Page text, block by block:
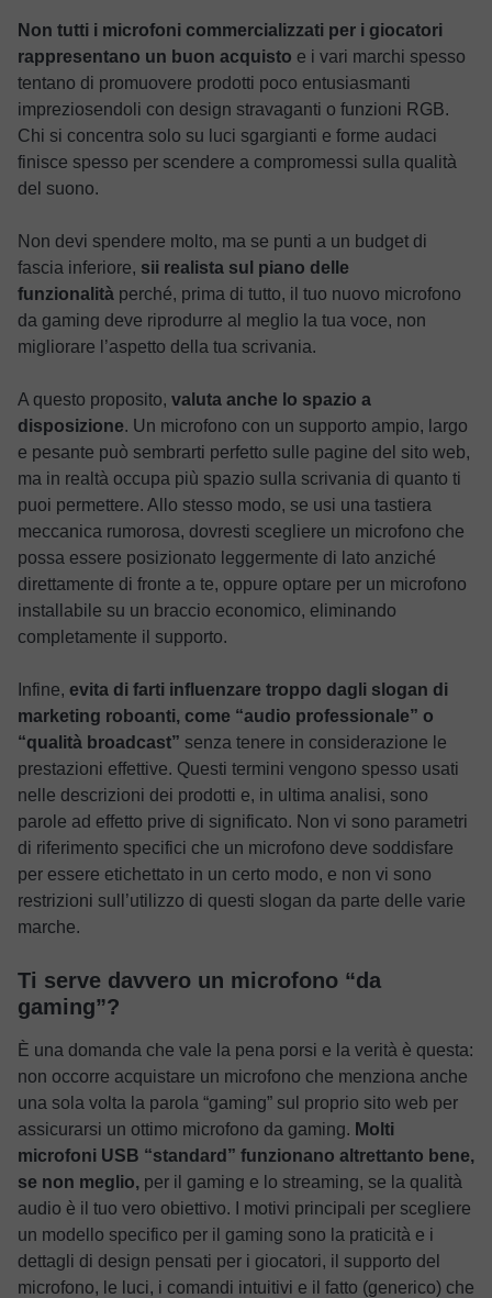
Non tutti i microfoni commercializzati per i giocatori
rappresentano un buon acquisto e i vari marchi spesso
tentano di promuovere prodotti poco entusiasmanti
impreziosendoli con design stravaganti o funzioni RGB.
Chi si concentra solo su luci sgargianti e forme audaci
finisce spesso per scendere a compromessi sulla qualità
del suono.
Non devi spendere molto, ma se punti a un budget di
fascia inferiore, sii realista sul piano delle
funzionalità perché, prima di tutto, il tuo nuovo microfono
da gaming deve riprodurre al meglio la tua voce, non
migliorare l’aspetto della tua scrivania.
A questo proposito, valuta anche lo spazio a
disposizione. Un microfono con un supporto ampio, largo
e pesante può sembrarti perfetto sulle pagine del sito web,
ma in realtà occupa più spazio sulla scrivania di quanto ti
puoi permettere. Allo stesso modo, se usi una tastiera
meccanica rumorosa, dovresti scegliere un microfono che
possa essere posizionato leggermente di lato anziché
direttamente di fronte a te, oppure optare per un microfono
installabile su un braccio economico, eliminando
completamente il supporto.
Infine, evita di farti influenzare troppo dagli slogan di
marketing roboanti, come “audio professionale” o
“qualità broadcast” senza tenere in considerazione le
prestazioni effettive. Questi termini vengono spesso usati
nelle descrizioni dei prodotti e, in ultima analisi, sono
parole ad effetto prive di significato. Non vi sono parametri
di riferimento specifici che un microfono deve soddisfare
per essere etichettato in un certo modo, e non vi sono
restrizioni sull’utilizzo di questi slogan da parte delle varie
marche.
Ti serve davvero un microfono “da
gaming”?
È una domanda che vale la pena porsi e la verità è questa:
non occorre acquistare un microfono che menziona anche
una sola volta la parola “gaming” sul proprio sito web per
assicurarsi un ottimo microfono da gaming. Molti
microfoni USB “standard” funzionano altrettanto bene,
se non meglio, per il gaming e lo streaming, se la qualità
audio è il tuo vero obiettivo. I motivi principali per scegliere
un modello specifico per il gaming sono la praticità e i
dettagli di design pensati per i giocatori, il supporto del
microfono, le luci, i comandi intuitivi e il fatto (generico) che